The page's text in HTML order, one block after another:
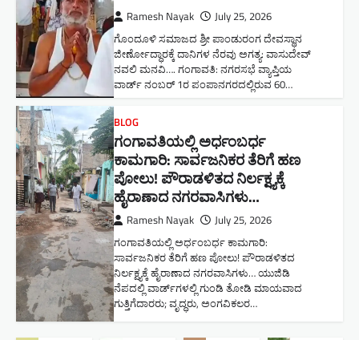
Ramesh Nayak July 25, 2026
ಗೊಂದೂಳಿ ಸಮಾಜದ ಶ್ರೀ ಪಾಂಡುರಂಗ ದೇವಸ್ಥಾನ
ಜೀರ್ಣೋದ್ಧಾರಕ್ಕೆ ದಾನಿಗಳ ನೆರವು ಅಗತ್ಯ: ವಾಸುದೇವ್
ನವಲಿ ಮನವಿ​…. ಗಂಗಾವತಿ: ​ನಗರಸಭೆ ವ್ಯಾಪ್ತಿಯ
ವಾರ್ಡ್ ನಂಬರ್ 1ರ ಪಂಪಾನಗರದಲ್ಲಿರುವ 60…
BLOG
ಗಂಗಾವತಿಯಲ್ಲಿ ಅರ್ಧಂಬರ್ಧ
ಕಾಮಗಾರಿ: ಸಾರ್ವಜನಿಕರ ತೆರಿಗೆ ಹಣ
ಪೋಲು! ಪೌರಾಡಳಿತದ ನಿರ್ಲಕ್ಷ್ಯಕ್ಕೆ
ಹೈರಾಣಾದ ನಗರವಾಸಿಗಳು​…
Ramesh Nayak July 25, 2026
ಗಂಗಾವತಿಯಲ್ಲಿ ಅರ್ಧಂಬರ್ಧ ಕಾಮಗಾರಿ:
ಸಾರ್ವಜನಿಕರ ತೆರಿಗೆ ಹಣ ಪೋಲು! ಪೌರಾಡಳಿತದ
ನಿರ್ಲಕ್ಷ್ಯಕ್ಕೆ ಹೈರಾಣಾದ ನಗರವಾಸಿಗಳು​… ಯುಜಿಡಿ
ನೆಪದಲ್ಲಿ ವಾರ್ಡ್‌ಗಳಲ್ಲಿ ಗುಂಡಿ ತೋಡಿ ಮಾಯವಾದ
ಗುತ್ತಿಗೆದಾರರು; ವೃದ್ಧರು, ಅಂಗವಿಕಲರ…